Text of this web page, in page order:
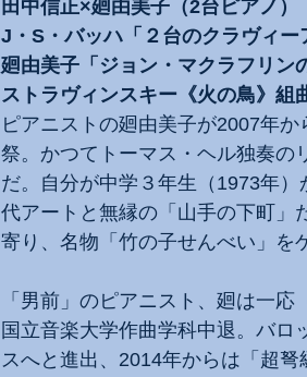
田中信正×廻由美子（2台ピアノ）
J・S・バッハ「２台のクラヴィー
廻由美子「ジョン・マクラフリン
ストラヴィンスキー《火の鳥》組
ピアニストの廻由美子が2007年
祭。かつてトーマス・ヘル独奏の
だ。自分が中学３年生（1973年
代アートと無縁の「山手の下町」
寄り、名物「竹の子せんべい」を
「男前」のピアニスト、廻は一
国立音楽大学作曲学科中退。バ
スへと進出、2014年からは「超